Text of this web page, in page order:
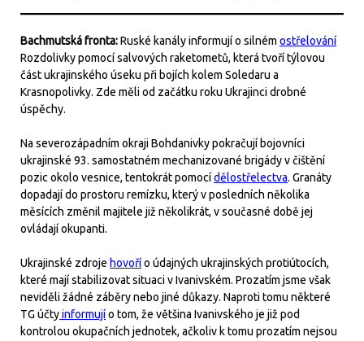
Bachmutská fronta:Ruské kanály informují o silném ostřelování
Rozdolivky pomocí salvových raketometů, která tvoří týlovou
část ukrajinského úseku při bojích kolem Soledaru a
Krasnopolivky. Zde měli od začátku roku Ukrajinci drobné
úspěchy.
Na severozápadním okraji Bohdanivky pokračují bojovníci
ukrajinské 93. samostatném mechanizované brigády v čištění
pozic okolo vesnice, tentokrát pomocídělostřelectva. Granáty
dopadají do prostoru remízku, který v posledních několika
měsících změnil majitele již několikrát, v současné době jej
ovládají okupanti.
Ukrajinské zdroje hovořío údajných ukrajinských protiútocích,
které mají stabilizovat situaci v Ivanivském. Prozatím jsme však
neviděli žádné záběry nebo jiné důkazy. Naproti tomu některé
TG účtyinformujío tom, že většina Ivanivského je již pod
kontrolou okupačních jednotek, ačkoliv k tomu prozatím nejsou